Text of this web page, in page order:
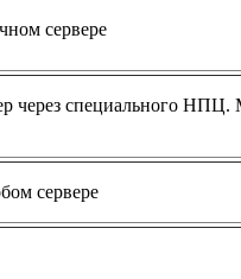
сервере
через специального НПЦ.
сервере